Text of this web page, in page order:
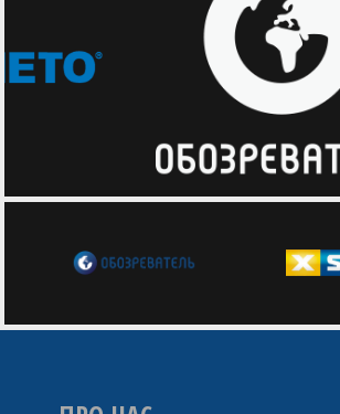
Олександр Шашков (НОВОМОСКОВСЬК
Ярослав Швець (КИЇВ-БАСКЕТ (Київ))
Максим Шепіль (HІКО-БАСКЕТ)
Олександр Шило (Quattro Kyiv)
Руслан Шорсткий (ХІМІК (Южне))